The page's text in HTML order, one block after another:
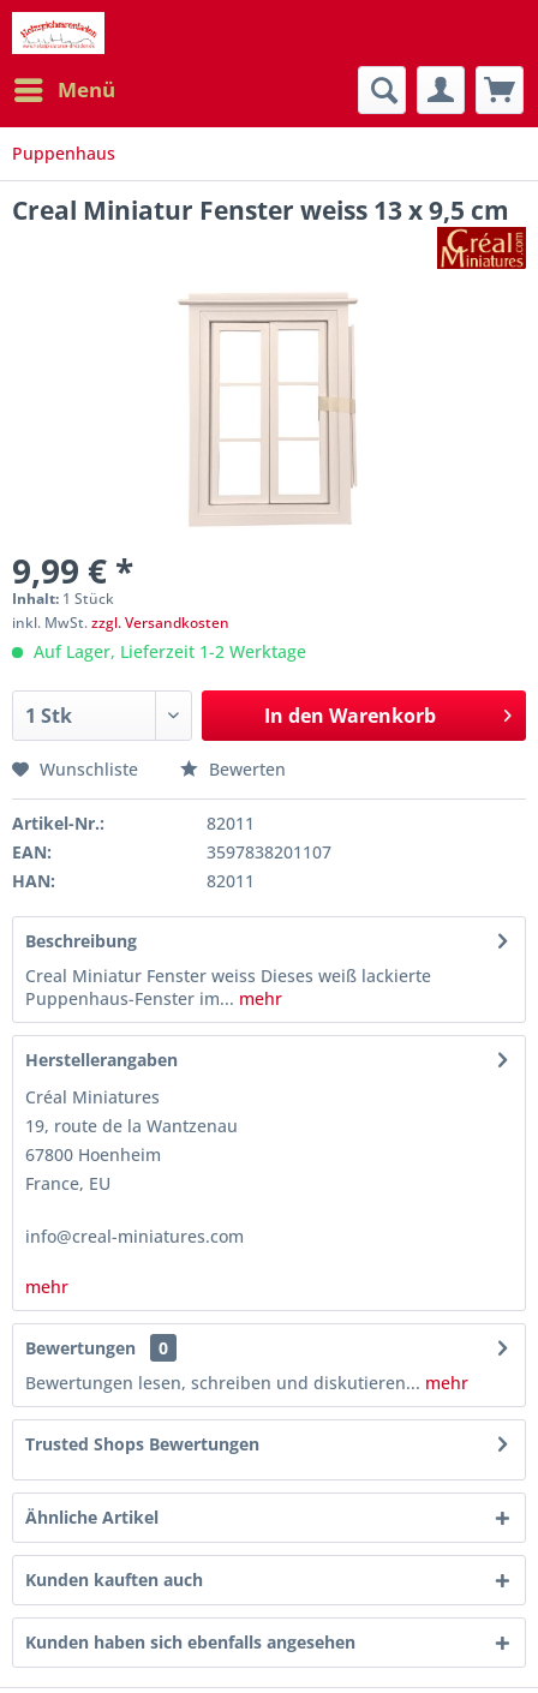
Menü
Puppenhaus
Creal Miniatur Fenster weiss 13 x 9,5 cm
9,99 € *
Inhalt: 1 Stück
inkl. MwSt.zzgl. Versandkosten
Auf Lager, Lieferzeit 1-2 Werktage
In den Warenkorb
Wunschliste Bewerten
Artikel-Nr.:
82011
EAN:
3597838201107
HAN:
82011
Beschreibung
Creal Miniatur Fenster weiss Dieses weiß lackierte
Puppenhaus-Fenster im... mehr
Herstellerangaben
Créal Miniatures
19, route de la Wantzenau
67800 Hoenheim
France, EU
info@creal-miniatures.com
mehr
Bewertungen
0
Bewertungen lesen, schreiben und diskutieren... mehr
Trusted Shops Bewertungen
Ähnliche Artikel
Kunden kauften auch
Kunden haben sich ebenfalls angesehen